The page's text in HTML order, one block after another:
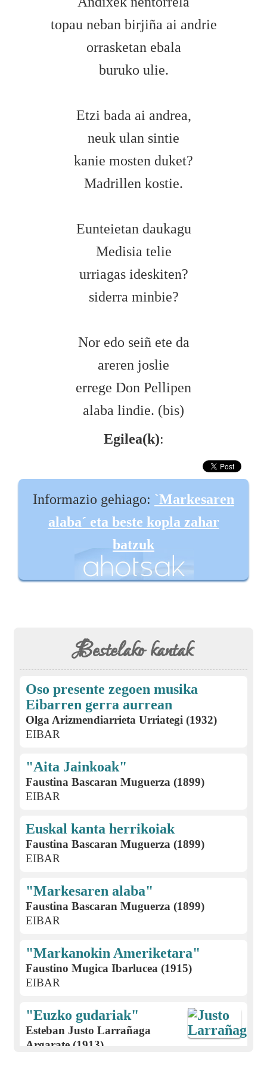
topau neban birjiña ai andrie
orrasketan ebala
buruko ulie.
Etzi bada ai andrea,
neuk ulan sintie
kanie mosten duket?
Madrillen kostie.
Eunteietan daukagu
Medisia telie
urriagas ideskiten?
siderra minbie?
Nor edo seiñ ete da
areren joslie
errege Don Pellipen
alaba lindie. (bis)
Egilea(k):
Informazio gehiago: `Markesaren
alaba´ eta beste kopla zahar
batzuk
Bestelako kantak
Oso presente zegoen musika
Eibarren gerra aurrean
Olga Arizmendiarrieta Urriategi (1932)
EIBAR
"Aita Jainkoak"
Faustina Bascaran Muguerza (1899)
EIBAR
Euskal kanta herrikoiak
Faustina Bascaran Muguerza (1899)
EIBAR
"Markesaren alaba"
Faustina Bascaran Muguerza (1899)
EIBAR
"Markanokin Ameriketara"
Faustino Mugica Ibarlucea (1915)
EIBAR
"Euzko gudariak"
Esteban Justo Larrañaga
Argarate (1913)